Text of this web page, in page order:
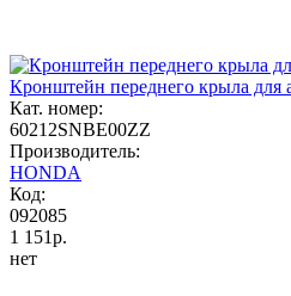
Кронштейн переднего крыла
Кат. номер:
60212SNBE00ZZ
Производитель:
HONDA
Код:
092085
1 151р.
нет